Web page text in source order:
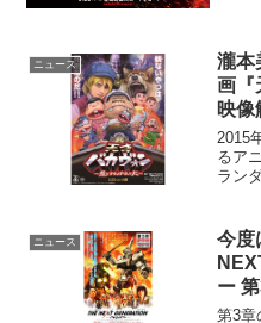
ニュース
瀧本
画『
映像
2015
るア
ラン
るこ
の代
ニュース
今度
ー
完成
第3章